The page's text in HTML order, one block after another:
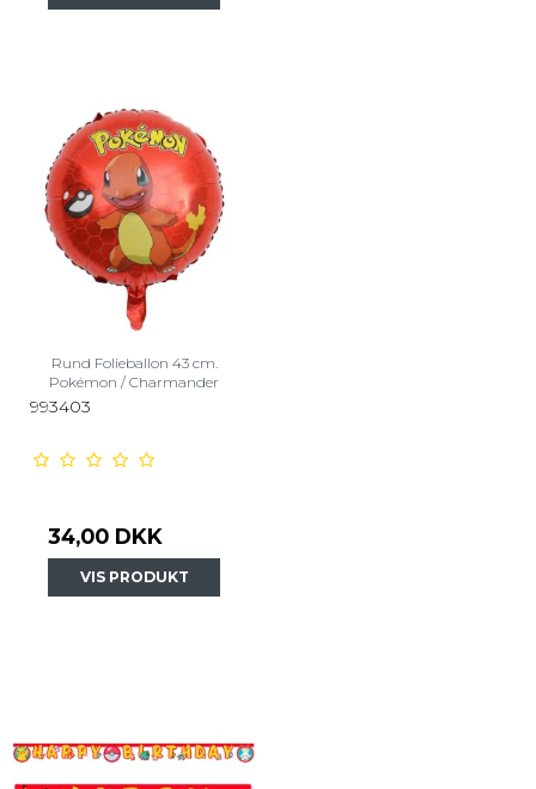
Rund Folieballon 43 cm.
Pokémon / Charmander
993403
34,00 DKK
VIS PRODUKT